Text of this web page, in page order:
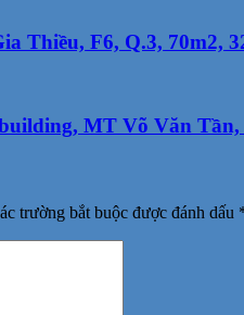
Thiều, F6, Q.3, 70m2,
MT Võ Văn Tần,
trường bắt buộc được đánh dấu